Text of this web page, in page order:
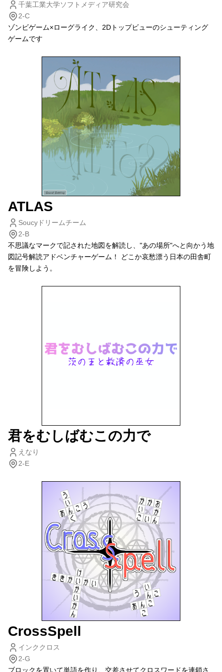
千葉工業大学ソフトメディア研究会
2-C
ゾンビゲーム×ローグライク、2Dトップビューのシューティング
ゲームです
ATLAS
Soucyドリームチーム
2-B
不思議なマークで記された地図を解読し、"あの場所"へと向かう地
図記号解読アドベンチャーゲーム！ どこか哀愁漂う日本の田舎町
を冒険しよう。
君をむしばむこの力で
えなり
2-E
CrossSpell
インククロス
2-G
ブロックを置いて単語を作り、交差させてクロスワードを連鎖さ